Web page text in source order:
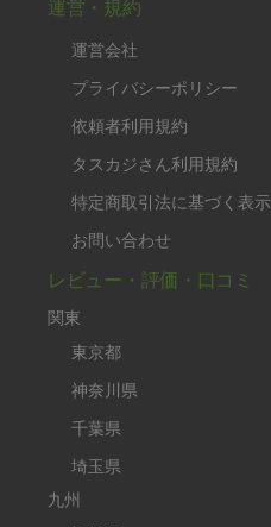
運営・規約
運営会社
プライバシーポリシー
依頼者利用規約
タスカジさん利用規約
特定商取引法に基づく表示
お問い合わせ
レビュー・評価・口コミ
関東
東京都
神奈川県
千葉県
埼玉県
九州